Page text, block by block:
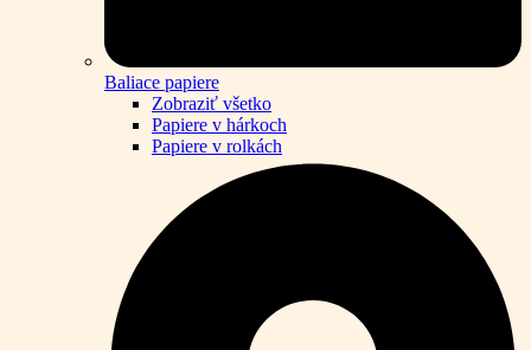
Baliace papiere
Zobraziť všetko
Papiere v hárkoch
Papiere v rolkách